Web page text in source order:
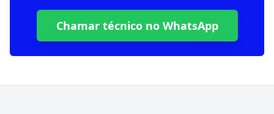
Chamar técnico no WhatsApp